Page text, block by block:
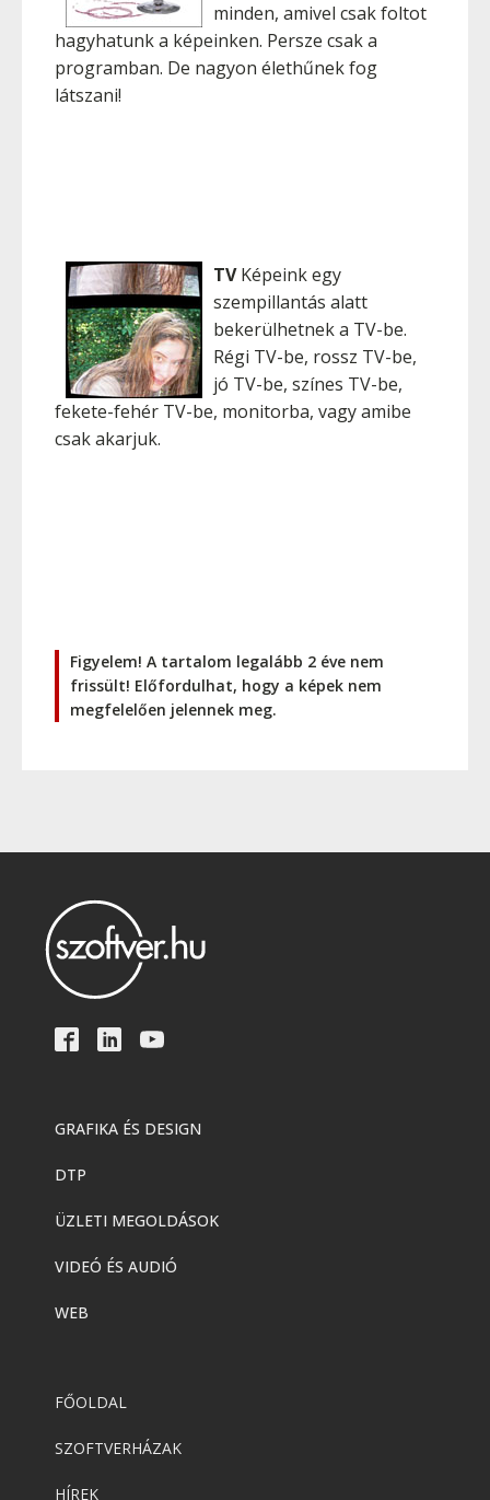
minden, amivel csak foltot
hagyhatunk a képeinken. Persze csak a
programban. De nagyon élethűnek fog
látszani!
TVKépeink egy
szempillantás alatt
bekerülhetnek a TV-be.
Régi TV-be, rossz TV-be,
jó TV-be, színes TV-be,
fekete-fehér TV-be, monitorba, vagy amibe
csak akarjuk.
Figyelem! A tartalom legalább 2 éve nem
frissült! Előfordulhat, hogy a képek nem
megfelelően jelennek meg.
GRAFIKA ÉS DESIGN
DTP
ÜZLETI MEGOLDÁSOK
VIDEÓ ÉS AUDIÓ
WEB
FŐOLDAL
SZOFTVERHÁZAK
HÍREK